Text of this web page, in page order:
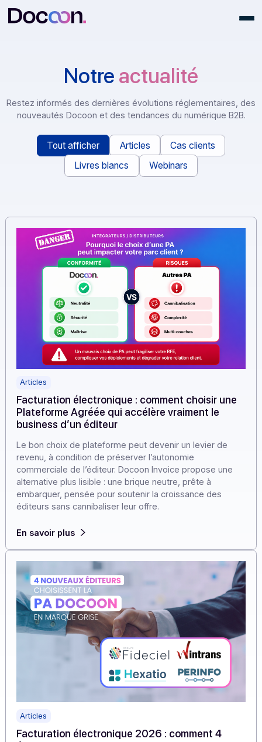
Notreactualité
Restez informés des dernières évolutions
Tout afficher Articles
Cas clients
Articles
Facturation électronique : comment choisir
Plateforme Agréée qui accélère vraiment le
business d’un éditeur
Le bon choix de plateforme peut devenir un levier de
revenu, à condition de préserver l’autonomie
alternative plus lisible : une brique neutre, prête à
embarquer, pensée pour soutenir la croissance des
éditeurs sans cannibaliser leur offre.
En savoir plus